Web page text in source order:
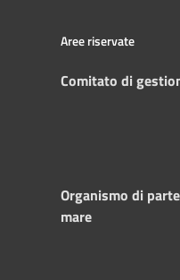
Aree riservate
Comitato di
Organismo di
mare